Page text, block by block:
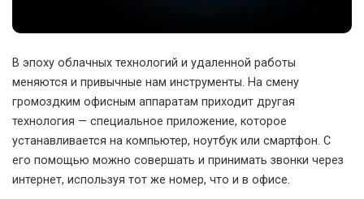
В эпоху облачных технологий и удаленной работы
меняются и привычные нам инструменты. На смену
громоздким офисным аппаратам приходит другая
технология — специальное приложение, которое
устанавливается на компьютер, ноутбук или смартфон. С
его помощью можно совершать и принимать звонки через
интернет, используя тот же номер, что и в офисе.